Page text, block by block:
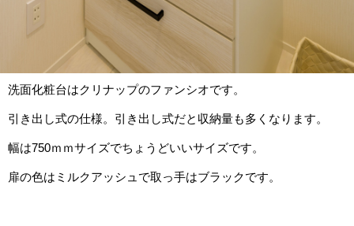
洗面化粧台はクリナップのファンシオです。
引き出し式の仕様。引き出し式だと収納量も多くなります。
幅は750ｍｍサイズでちょうどいいサイズです。
扉の色はミルクアッシュで取っ手はブラックです。